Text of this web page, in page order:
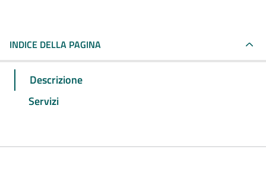
INDICE DELLA PAGINA
Descrizione
Servizi